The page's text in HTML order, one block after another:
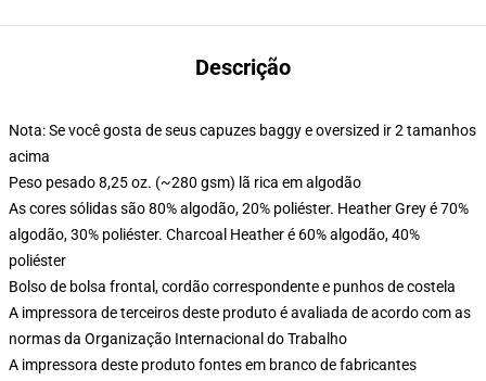
Descrição
Nota: Se você gosta de seus capuzes baggy e oversized ir 2 tamanhos
acima
Peso pesado 8,25 oz. (~280 gsm) lã rica em algodão
As cores sólidas são 80% algodão, 20% poliéster. Heather Grey é 70%
algodão, 30% poliéster. Charcoal Heather é 60% algodão, 40%
poliéster
Bolso de bolsa frontal, cordão correspondente e punhos de costela
A impressora de terceiros deste produto é avaliada de acordo com as
normas da Organização Internacional do Trabalho
A impressora deste produto fontes em branco de fabricantes